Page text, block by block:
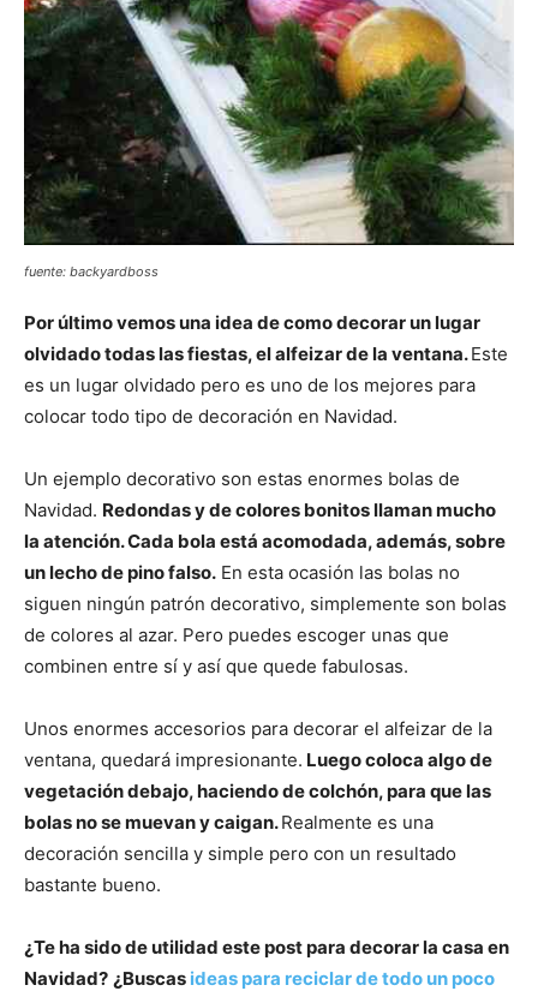
fuente: backyardboss
Por último vemos una idea de como decorar un lugar
olvidado todas las fiestas, el alfeizar de la ventana.Este
es un lugar olvidado pero es uno de los mejores para
colocar todo tipo de decoración en Navidad.
Un ejemplo decorativo son estas enormes bolas de
Navidad. Redondas y de colores bonitos llaman mucho
la atención. Cada bola está acomodada, además, sobre
un lecho de pino falso. En esta ocasión las bolas no
siguen ningún patrón decorativo, simplemente son bolas
de colores al azar. Pero puedes escoger unas que
combinen entre sí y así que quede fabulosas.
Unos enormes accesorios para decorar el alfeizar de la
ventana, quedará impresionante. Luego coloca algo de
vegetación debajo, haciendo de colchón, para que las
bolas no se muevan y caigan.Realmente es una
decoración sencilla y simple pero con un resultado
bastante bueno.
¿Te ha sido de utilidad este post para decorar la casa en
Navidad? ¿Buscas ideas para reciclar de todo un poco